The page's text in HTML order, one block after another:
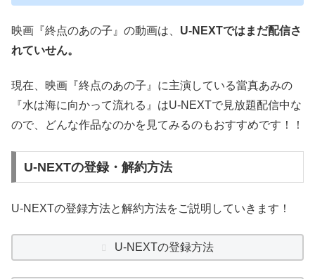
映画『終点のあの子』の動画は、 U-NEXTではまだ配信さ
れていせん。
現在、映画『終点のあの子』に主演している當真あみの
『水は海に向かって流れる』はU-NEXTで見放題配信中な
ので、どんな作品なのかを見てみるのもおすすめです！！
U-NEXTの登録・解約方法
U-NEXTの登録方法と解約方法をご説明していきます！
U-NEXTの登録方法